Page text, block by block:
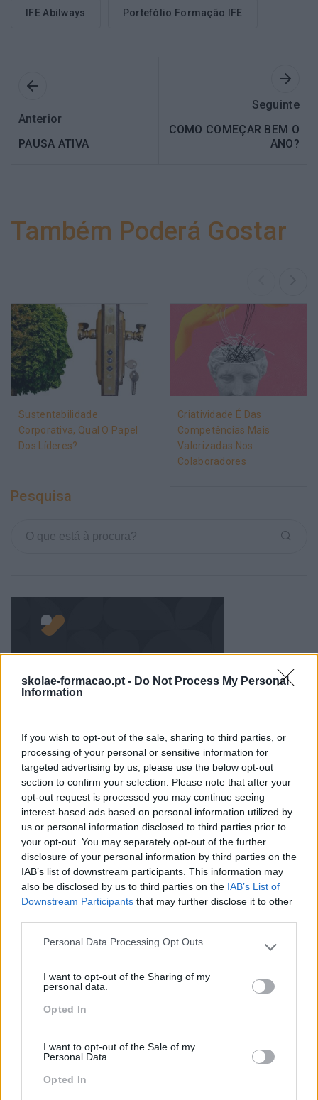
skolae-formacao.pt - Do Not Process My Personal
Information
If you wish to opt-out of the sale, sharing to third parties, or
processing of your personal or sensitive information for
targeted advertising by us, please use the below opt-out
section to confirm your selection. Please note that after your
opt-out request is processed you may continue seeing
interest-based ads based on personal information utilized by
us or personal information disclosed to third parties prior to
your opt-out. You may separately opt-out of the further
disclosure of your personal information by third parties on the
IAB’s list of downstream participants. This information may
also be disclosed by us to third parties on the IAB’s List of
Downstream Participants that may further disclose it to other
Please note that this website/app uses one or more Google
not limited to your visit or usage behaviour. You may click to
grant or deny consent to Google and its third-party tags to
use your data for below specified purposes in below Google
Personal Data Processing Opt Outs
I want to opt-out of the Sharing of my
personal data.
Opted In
I want to opt-out of the Sale of my
Personal Data.
Opted In
IFE Abilways Portefólio Formação IFE
Anterior
PAUSA ATIVA
Seguinte
COMO COMEÇAR BEM O
ANO?
Também Poderá Gostar
Sustentabilidade
Corporativa, Qual O Papel
Dos Líderes?
Criatividade É Das
Competências Mais
Valorizadas Nos
Colaboradores
Pesquisa
Artigo De Opinião
Atendimento E Relação Cliente
Comunicação
Cultura
Desenvolvimento
Desenvolvimento De Competências
Entrevista
Inglês
Interculturalidade
Liderança
Mudança